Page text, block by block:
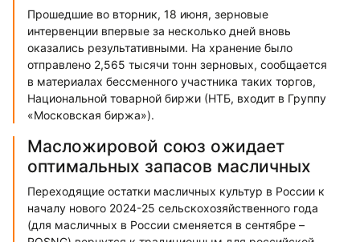
Прошедшие во вторник, 18 июня, зерновые
интервенции впервые за несколько дней вновь
оказались результативными. На хранение было
отправлено 2,565 тысячи тонн зерновых, сообщается
в материалах бессменного участника таких торгов,
Национальной товарной биржи (НТБ, входит в Группу
«Московская биржа»).
Масложировой союз ожидает
оптимальных запасов масличных
Переходящие остатки масличных культур в России к
началу нового 2024-25 сельскохозяйственного года
(для масличных в России сменяется в сентябре –